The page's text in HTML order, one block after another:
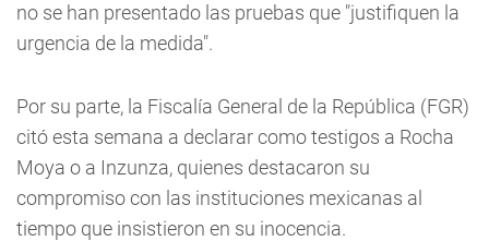
no se han presentado las pruebas que "justifiquen la
urgencia de la medida".
Por su parte, la Fiscalía General de la República (FGR)
citó esta semana a declarar como testigos a Rocha
Moya o a Inzunza, quienes destacaron su
compromiso con las instituciones mexicanas al
tiempo que insistieron en su inocencia.